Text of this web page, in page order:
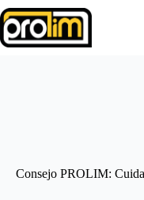
Saltar
al
contenido
Consejo PROLIM: